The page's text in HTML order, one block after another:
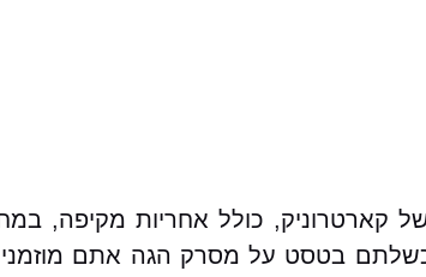
הגה לפיג’ו 107 במעבדת הרכב של קארטרוניק, כולל
בטסט על מסרק הגה אתם מוזמנים